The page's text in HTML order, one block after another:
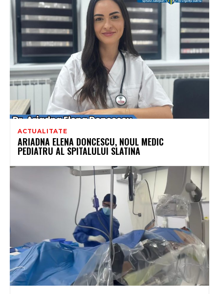
ACTUALITATE
ARIADNA ELENA DONCESCU, NOUL MEDIC
PEDIATRU AL SPITALULUI SLATINA